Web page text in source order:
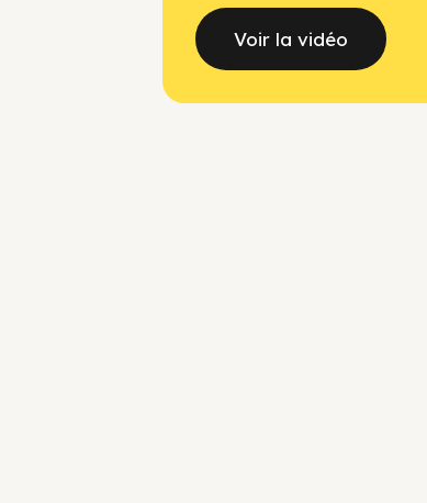
Voir la vidéo